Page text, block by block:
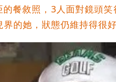
逼近岸處
居
機
餐敘照，3人面對鏡頭
的她，狀態仍維持得很好